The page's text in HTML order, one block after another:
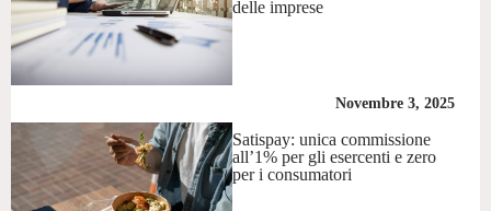
delle imprese
Novembre 3, 2025
Satispay: unica commissione
all’1% per gli esercenti e zero
per i consumatori